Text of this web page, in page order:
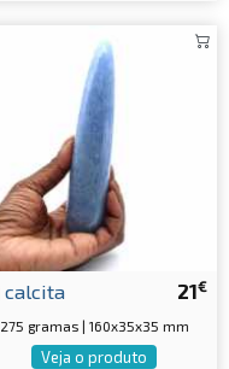
21€
calcita
275 gramas | 160x35x35 mm
Veja o produto